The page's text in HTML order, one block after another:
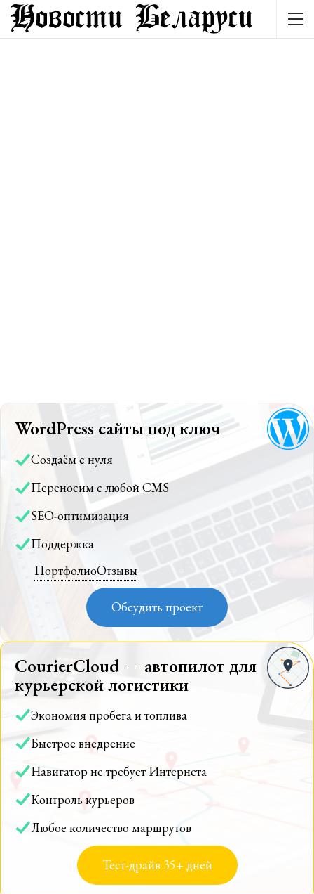
WordPress сайты под ключ
Создаём с нуля
Переносим с любой CMS
SEO-оптимизация
Поддержка
ПортфолиоОтзывы
Обсудить проект
CourierCloud — автопилот для
курьерской логистики
Экономия пробега и топлива
Быстрое внедрение
Навигатор не требует Интернета
Контроль курьеров
Любое количество маршрутов
Тест-драйв 35+ дней